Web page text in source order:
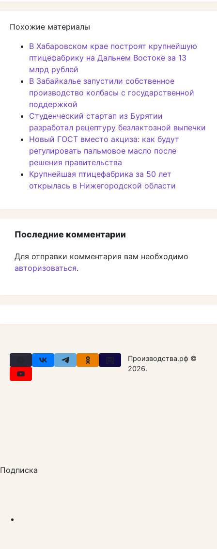
Похожие материалы
В Хабаровском крае построят крупнейшую
птицефабрику на Дальнем Востоке за 13
млрд рублей
В Забайкалье запустили собственное
производство колбасы с государственной
поддержкой
Студенческий стартап из Бурятии
разработал рецептуру безлактозной выпечки
Новый ГОСТ вместо акциза: как будут
регулировать пальмовое масло после
решения правительства
Крупнейшая птицефабрика за 50 лет
открылась в Нижегородской области
Последние комментарии
Для отправки комментария вам необходимо
авторизоваться.
Производства.рф ©
2026.
Подписка